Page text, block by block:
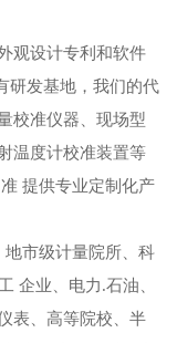
观设计专利和软件
研发基地，我们的代
校准仪器、现场型
温度计校准装置等
提供专业定制化产
地市级计量院所、科
企业、电力.石油、
表、高等院校、半